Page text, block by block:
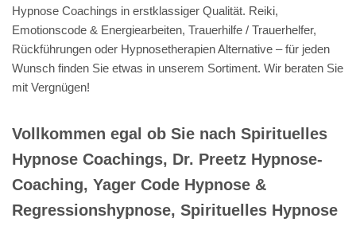
Hypnose Coachings in erstklassiger Qualität. Reiki,
Emotionscode & Energiearbeiten, Trauerhilfe / Trauerhelfer,
Rückführungen oder Hypnosetherapien Alternative – für jeden
Wunsch finden Sie etwas in unserem Sortiment. Wir beraten Sie
mit Vergnügen!
Vollkommen egal ob Sie nach Spirituelles
Hypnose Coachings, Dr. Preetz Hypnose-
Coaching, Yager Code Hypnose &
Regressionshypnose, Spirituelles Hypnose